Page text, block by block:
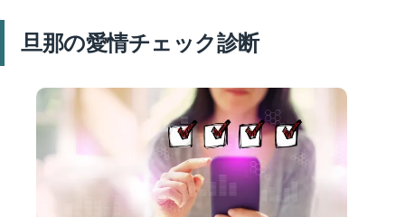
旦那の愛情チェック診断